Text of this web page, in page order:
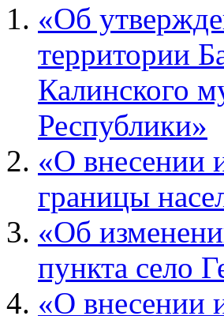
«Об
территории
Калинского
Республики»
«О внесении
границы
«Об
пункта село
«О внесении